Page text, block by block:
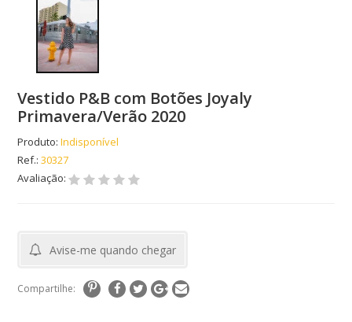
Vestido P&B com Botões Joyaly
Primavera/Verão 2020
Produto: Indisponível
Ref.:30327
Avaliação:
Avise-me quando chegar
Compartilhe: